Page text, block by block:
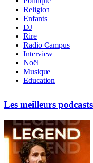
Religion
Enfants
DJ
Rire
Radio Campus
Interview
Noël
Musique
Education
Les meilleurs podcasts